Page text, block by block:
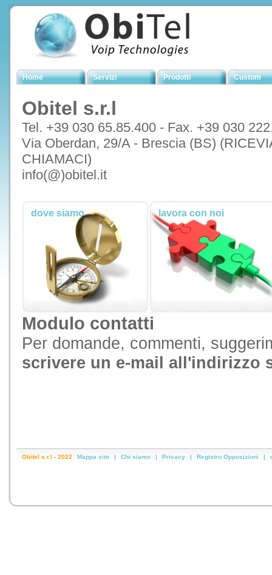
Home Servizi Prodotti Custom
Obitel s.r.l
Tel. +39 030 65.85.400 - Fax. +39 030
Via Oberdan, 29/A - Brescia (BS)
CHIAMACI)
info(@)obitel.it
dove siamo lavora con noi
Modulo contatti
Per domande, commenti,
scrivere un e-mail all'indirizzo
Obitel s.r.l - 2022 Mappa sito | Chi siamo | Privacy | Registro Opposizioni |